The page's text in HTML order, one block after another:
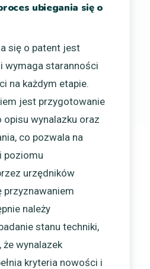
ubiegania się o
się o patent jest
wymaga staranności
na każdym etapie.
jest przygotowanie
opisu wynalazku oraz
co pozwala na
poziomu
urzędników
przyznawaniem
należy
stanu techniki,
że wynalazek
kryteria nowości i